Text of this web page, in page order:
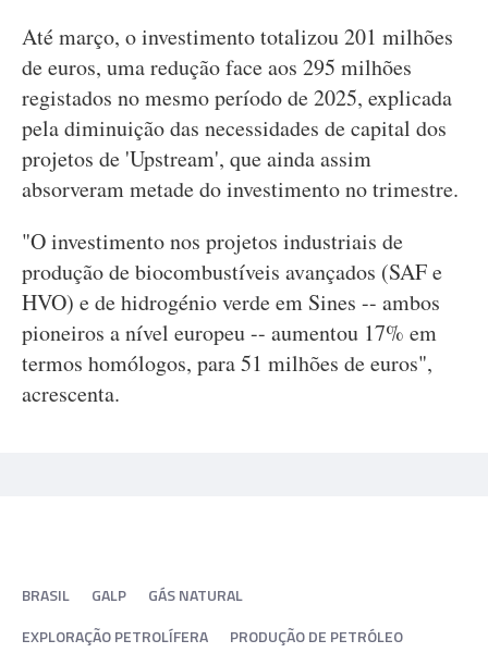
Até março, o investimento totalizou 201 milhões
de euros, uma redução face aos 295 milhões
registados no mesmo período de 2025, explicada
pela diminuição das necessidades de capital dos
projetos de 'Upstream', que ainda assim
absorveram metade do investimento no trimestre.
"O investimento nos projetos industriais de
produção de biocombustíveis avançados (SAF e
HVO) e de hidrogénio verde em Sines -- ambos
pioneiros a nível europeu -- aumentou 17% em
termos homólogos, para 51 milhões de euros",
acrescenta.
BRASIL GALP
GÁS NATURAL
EXPLORAÇÃO PETROLÍFERA
PRODUÇÃO DE PETRÓLEO